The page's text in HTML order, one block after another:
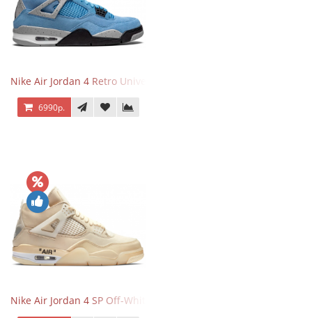
Nike Air Jordan 4 Retro University Blue
6990р.
Nike Air Jordan 4 SP Off-White Sail